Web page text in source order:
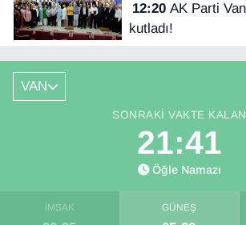
12:20AK Parti Van’da 25. yılını
kutladı!
VAN
SONRAKI VAKTE KALAN
21:40
Öğle Namazı
İMSAK GÜNEŞ